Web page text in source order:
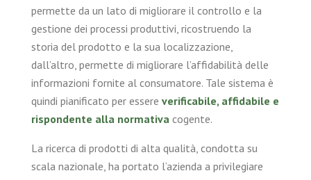
permette da un lato di migliorare il controllo e la
gestione dei processi produttivi, ricostruendo la
storia del prodotto e la sua localizzazione,
dall’altro, permette di migliorare l’affidabilità delle
informazioni fornite al consumatore. Tale sistema è
quindi pianificato per essere verificabile, affidabile e
rispondente alla normativa cogente.
La ricerca di prodotti di alta qualità, condotta su
scala nazionale, ha portato l’azienda a privilegiare